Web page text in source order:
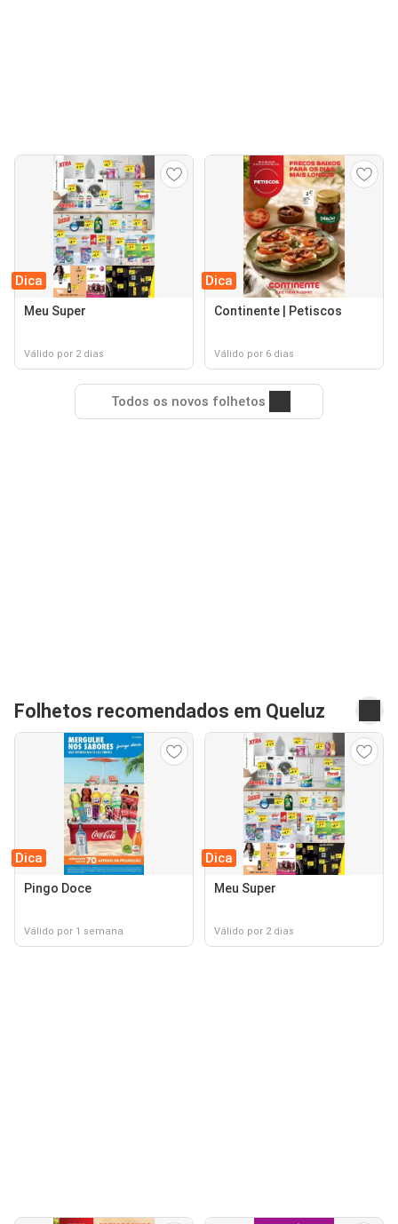
Dica
Meu Super
Válido por 2 dias
Dica
Continente | Petiscos
Válido por 6 dias
Todos os novos folhetos
Folhetos recomendados em Queluz
Dica
Pingo Doce
Válido por 1 semana
Dica
Meu Super
Válido por 2 dias